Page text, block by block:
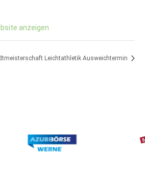
anzeigen
Leichtathletik Ausweichtermin